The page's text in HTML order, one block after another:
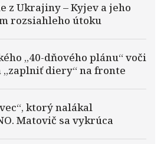
z Ukrajiny – Kyjev a jeho
rozsiahleho útoku
„40-dňového plánu“ voči
„zaplniť diery“ na fronte
ktorý nalákal
Matovič sa vykrúca